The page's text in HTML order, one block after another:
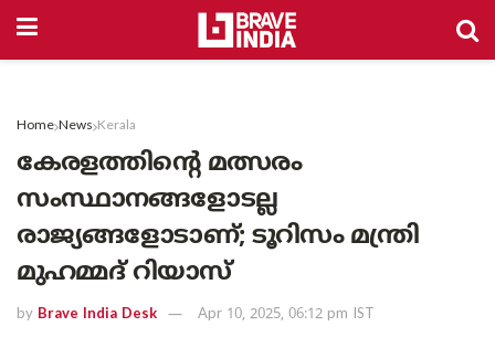
Home News Kerala
കേരളത്തിന്റെ മത്സരം
സംസ്ഥാനങ്ങളോടല്ല
രാജ്യങ്ങളോടാണ്; ടൂറിസം മന്ത്രി
മുഹമ്മദ് റിയാസ്
by Brave India Desk Apr 10, 2025, 06:12 pm IST